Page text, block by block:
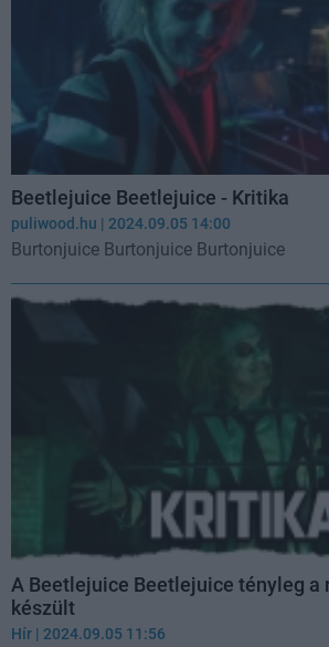
Beetlejuice Beetlejuice - Kritika
puliwood.hu | 2024.09.05 14:00
Burtonjuice Burtonjuice Burtonjuice
A Beetlejuice Beetlejuice tényleg a
készült
Hír | 2024.09.05 11:56